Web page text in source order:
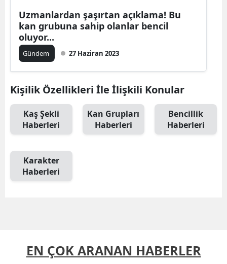
Uzmanlardan şaşırtan açıklama! Bu
kan grubuna sahip olanlar bencil
oluyor...
Gündem 27 Haziran 2023
Kişilik Özellikleri İle İlişkili Konular
Kaş Şekli
Haberleri
Kan Grupları
Haberleri
Bencillik
Haberleri
Karakter
Haberleri
EN ÇOK ARANAN HABERLER